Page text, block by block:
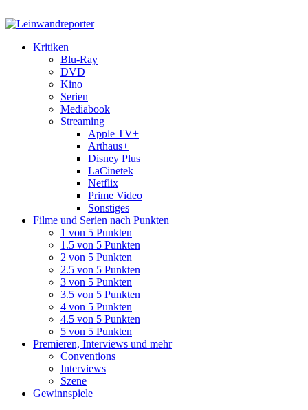
Kritiken
Blu-Ray
DVD
Kino
Serien
Mediabook
Streaming
Apple TV+
Arthaus+
Disney Plus
LaCinetek
Netflix
Prime Video
Sonstiges
Filme und Serien nach Punkten
1 von 5 Punkten
1.5 von 5 Punkten
2 von 5 Punkten
2.5 von 5 Punkten
3 von 5 Punkten
3.5 von 5 Punkten
4 von 5 Punkten
4.5 von 5 Punkten
5 von 5 Punkten
Premieren, Interviews und mehr
Conventions
Interviews
Szene
Gewinnspiele